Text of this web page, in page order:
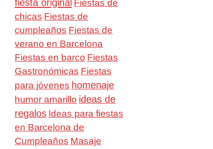
fiesta original Fiestas de
chicas Fiestas de
cumpleaños Fiestas de
verano en Barcelona
Fiestas en barco Fiestas
Gastronómicas Fiestas
para jóvenes homenaje
humor amarillo ideas de
regalos Ideas para fiestas
en Barcelona de
Cumpleaños Masaje